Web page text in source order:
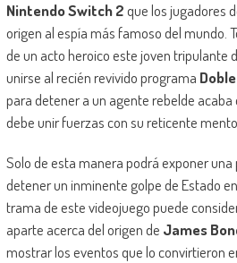
Nintendo Switch 2que los jugadores
origen al espía más famoso del mundo.
de un acto heroico este joven tripulante
unirse al recién revivido programa
para detener a un agente rebelde
debe unir fuerzas con su reticente
Solo de esta manera podrá exponer
detener un inminente golpe de Estado
trama de este videojuego puede
aparte acerca del origen de James
mostrar los eventos que lo convirtieron